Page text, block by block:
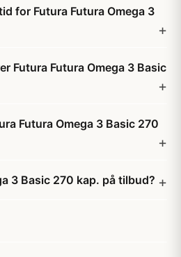
for Futura Futura Omega 3
Futura Futura Omega 3 Basic
Futura Omega 3 Basic 270
3 Basic 270 kap. på tilbud?